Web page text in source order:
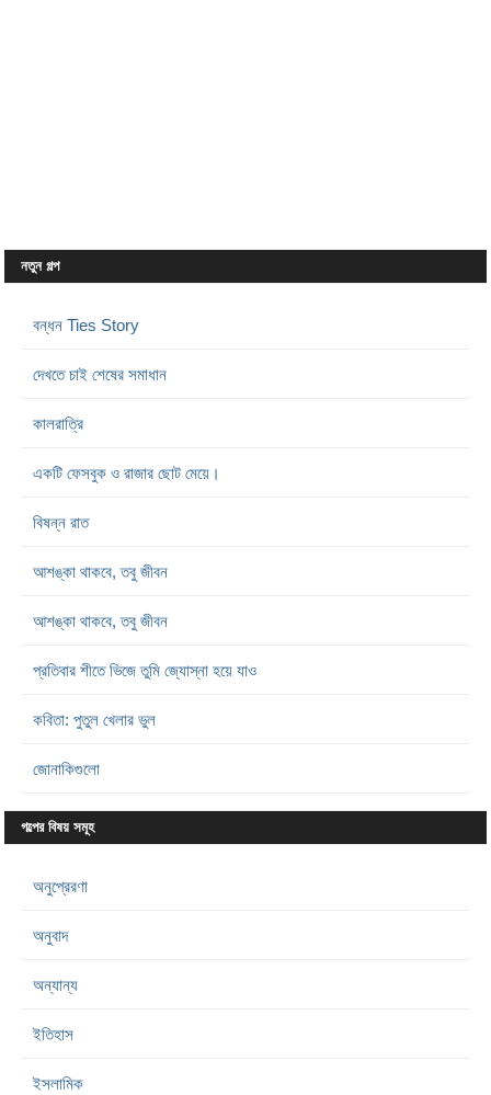
নতুন গল্প
বন্ধন Ties Story
দেখতে চাই শেষের সমাধান
কালরাত্রি
একটি ফেসবুক ও রাজার ছোট মেয়ে।
বিষন্ন রাত
আশঙ্কা থাকবে, তবু জীবন
আশঙ্কা থাকবে, তবু জীবন
প্রতিবার শীতে ভিজে তুমি জ্যোস্না হয়ে যাও
কবিতা: পুতুল খেলার ভুল
জোনাকিগুলো
গল্পের বিষয় সমূহ
অনুপ্রেরণা
অনুবাদ
অন্যান্য
ইতিহাস
ইসলামিক